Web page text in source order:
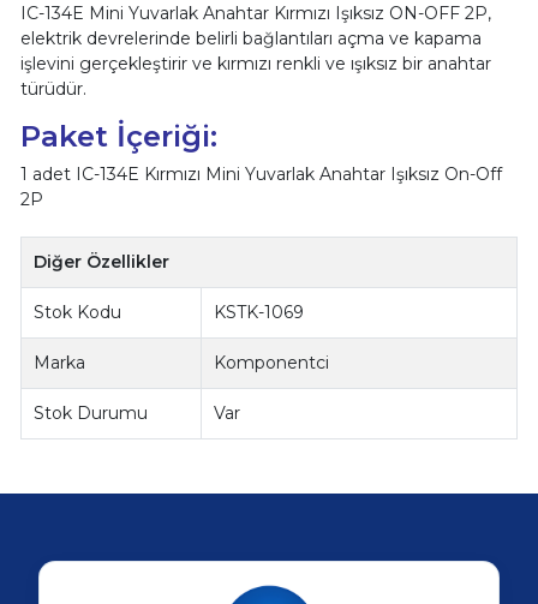
IC-134E Mini Yuvarlak Anahtar Kırmızı Işıksız ON-OFF 2P,
elektrik devrelerinde belirli bağlantıları açma ve kapama
işlevini gerçekleştirir ve kırmızı renkli ve ışıksız bir anahtar
türüdür.
Paket İçeriği:
1 adet IC-134E Kırmızı Mini Yuvarlak Anahtar Işıksız On-Off
2P
Diğer Özellikler
Stok Kodu KSTK-1069
Marka Komponentci
Stok Durumu Var